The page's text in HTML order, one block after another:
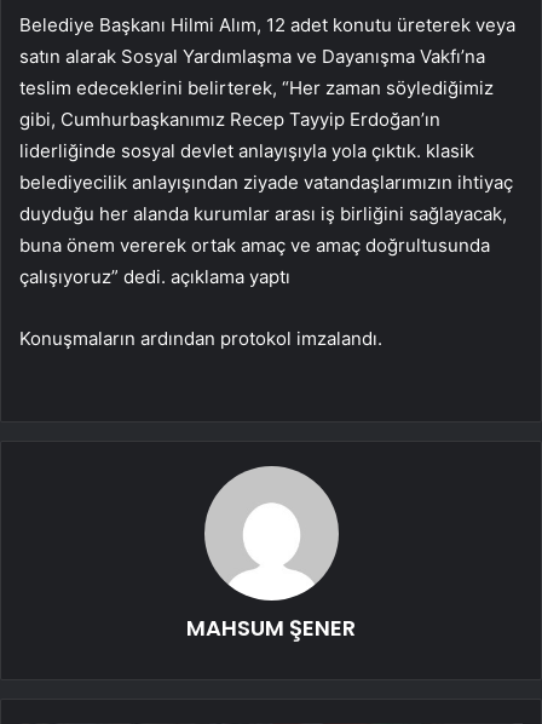
Belediye Başkanı Hilmi Alım, 12 adet konutu üreterek veya
satın alarak Sosyal Yardımlaşma ve Dayanışma Vakfı’na
teslim edeceklerini belirterek, “Her zaman söylediğimiz
gibi, Cumhurbaşkanımız Recep Tayyip Erdoğan’ın
liderliğinde sosyal devlet anlayışıyla yola çıktık. klasik
belediyecilik anlayışından ziyade vatandaşlarımızın ihtiyaç
duyduğu her alanda kurumlar arası iş birliğini sağlayacak,
buna önem vererek ortak amaç ve amaç doğrultusunda
çalışıyoruz” dedi. açıklama yaptı
Konuşmaların ardından protokol imzalandı.
MAHSUM ŞENER